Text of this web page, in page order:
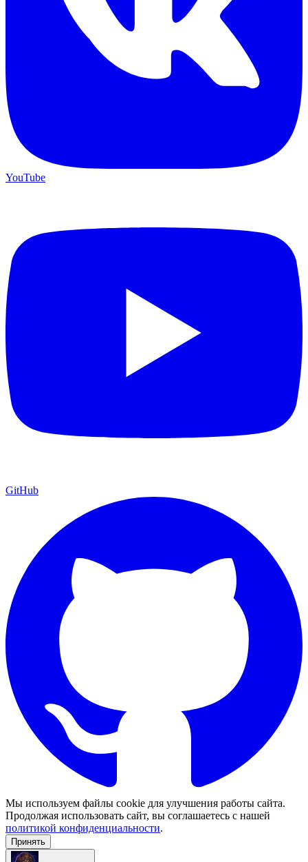
YouTube
GitHub
Мы используем файлы cookie для улучшения работы сайта.
Продолжая использовать сайт, вы соглашаетесь с нашей
политикой конфиденциальности.
Принять